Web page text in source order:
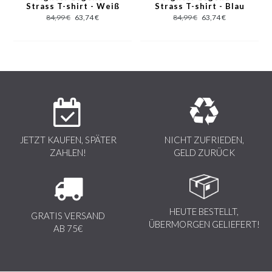
Digitaldrucke, sowie die Qualität der modernen Werkstoffe, die in
Strass T-shirt - Weiß
84,99 € 63,74 €
Strass T-shirt - Blau
84,99 € 63,74 €
JETZT KAUFEN, SPÄTER
ZAHLEN!
NICHT ZUFRIEDEN,
GELD ZURÜCK
GRATIS VERSAND
AB 75€
HEUTE BESTELLT,
ÜBERMORGEN GELIEFERT!